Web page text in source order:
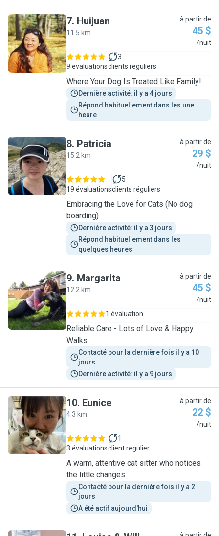
H
7. Huijuan
11.5 km
à partir de
45 $
/nuit
9 évaluations
3
clients réguliers
Where Your Dog Is Treated Like Family!
Dernière activité: il y a 4 jours
Répond habituellement dans les une
heure
P
8. Patricia
15.2 km
à partir de
29 $
/nuit
19 évaluations
5
clients réguliers
Embracing the Love for Cats (No dog
boarding)
Dernière activité: il y a 3 jours
Répond habituellement dans les
quelques heures
M
9. Margarita
12.2 km
à partir de
45 $
/nuit
1 évaluation
Reliable Care - Lots of Love & Happy
Walks
Contacté pour la dernière fois il y a 10
jours
Dernière activité: il y a 9 jours
E
10. Eunice
4.3 km
à partir de
22 $
/nuit
3 évaluations
1
client régulier
A warm, attentive cat sitter who notices
the little changes
Contacté pour la dernière fois il y a 2
jours
A été actif aujourd'hui